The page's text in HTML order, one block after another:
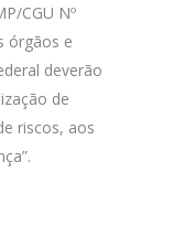
CGU Nº
órgãos e
deverão
de
riscos, aos